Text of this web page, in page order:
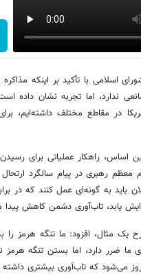
اسلامی با تأکید بر اینکه
ندارد، اما تجربه نشان داده
در مقاطع مختلف داشته‌ایم،
اساس، راهکار عملیاتی برای
رهبری در پیام سالگرد ارتحال
باید به گونه‌ای عمل کنند که در
یابد، تاب‌آوری دشمن کاهش
یک مثال، افزود: ما تنگه هرمز
ما ضرر دارد، اما بستن تنگه
می‌شود که تاب‌آوری بیشتری داشته